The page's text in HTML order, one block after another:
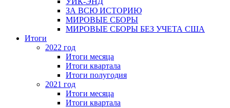
ЗА ВСЮ ИСТОРИЮ
МИРОВЫЕ СБОРЫ
МИРОВЫЕ СБОРЫ БЕЗ УЧЕТА США
Итоги
2022 год
Итоги месяца
Итоги квартала
Итоги полугодия
2021 год
Итоги месяца
Итоги квартала